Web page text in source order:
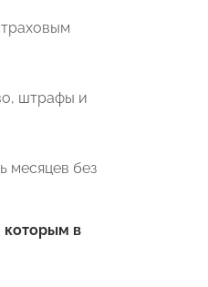
штрафы и
месяцев без
которым в